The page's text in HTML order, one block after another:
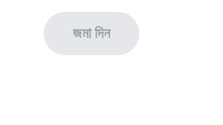
জমা দিন